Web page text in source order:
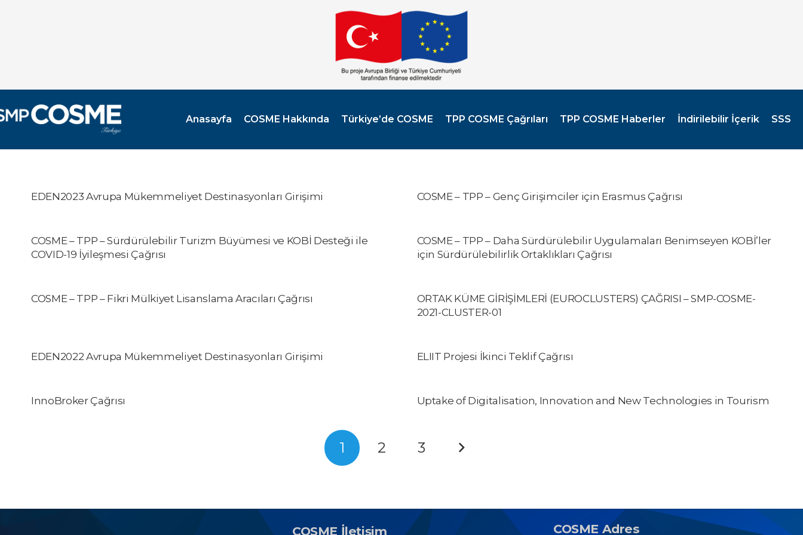
Anasayfa COSME Hakkında Türkiye’de COSME TPP COSME Çağrıları TPP COSME Haberler İndirilebilir İçerik SSS
EDEN2023 Avrupa Mükemmeliyet Destinasyonları Girişimi COSME – TPP – Genç Girişimciler için Erasmus Çağrısı
COSME – TPP – Sürdürülebilir Turizm Büyümesi ve KOBİ Desteği ile
COVID-19 İyileşmesi Çağrısı
COSME – TPP – Daha Sürdürülebilir Uygulamaları Benimseyen KOBİ’ler
için Sürdürülebilirlik Ortaklıkları Çağrısı
COSME – TPP – Fikri Mülkiyet Lisanslama Aracıları Çağrısı
ORTAK KÜME GİRİŞİMLERİ (EUROCLUSTERS) ÇAĞRISI – SMP-COSME-
2021-CLUSTER-01
EDEN2022 Avrupa Mükemmeliyet Destinasyonları Girişimi ELIIT Projesi İkinci Teklif Çağrısı
InnoBroker Çağrısı Uptake of Digitalisation, Innovation and New Technologies in Tourism
1 2 3
COSME İletişim COSME Adres